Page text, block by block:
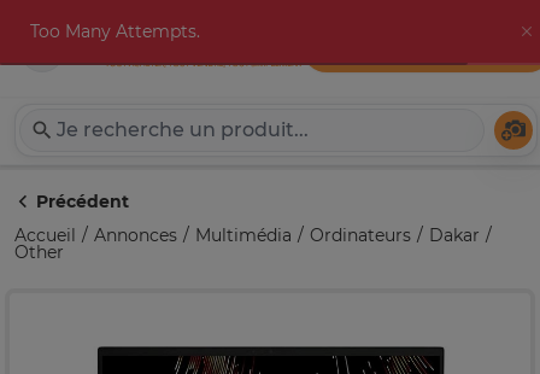
Expat-Dakar
Précédent
Accueil
Annonces Multimédia Ordinateurs Dakar
Other
Too Many Attempts.